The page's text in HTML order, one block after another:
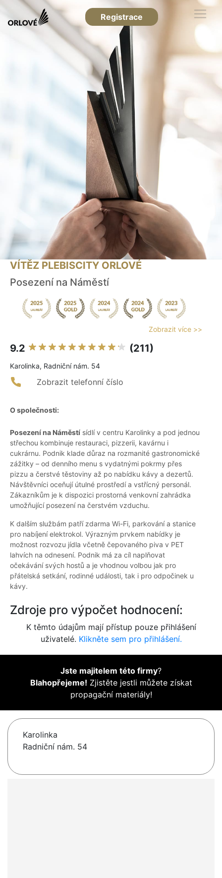
Registrace
VÍTĚZ PLEBISCITY ORLOVÉ
Posezení na Náměstí
Zobrazit více >>
9.2 (211)
Karolinka, Radniční nám. 54
Zobrazit telefonní číslo
O společnosti:
Posezení na Náměstí sídlí v centru Karolinky a pod jednou
střechou kombinuje restauraci, pizzerii, kavárnu i
cukrárnu. Podnik klade důraz na rozmanité gastronomické
zážitky – od denního menu s vydatnými pokrmy přes
pizzu a čerstvé těstoviny až po nabídku kávy a dezertů.
Návštěvníci oceňují útulné prostředí a vstřícný personál.
Zákazníkům je k dispozici prostorná venkovní zahrádka
umožňující posezení na čerstvém vzduchu.
K dalším službám patří zdarma Wi-Fi, parkování a stanice
pro nabíjení elektrokol. Výrazným prvkem nabídky je
možnost rozvozu jídla včetně čepovaného piva v PET
lahvích na odnesení. Podnik má za cíl naplňovat
očekávání svých hostů a je vhodnou volbou jak pro
přátelská setkání, rodinné události, tak i pro odpočinek u
kávy.
Zdroje pro výpočet hodnocení:
K těmto údajům mají přístup pouze přihlášení
uživatelé. Klikněte sem pro přihlášení.
Jste majitelem této firmy?
Blahopřejeme! Zjistěte jestli můžete získat
propagační materiály!
Karolinka
Radniční nám. 54